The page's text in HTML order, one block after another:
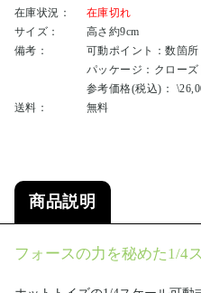
在庫状況：
在庫切れ
サイズ：
高さ約9cm
備考：
可動ポイント：数箇所
パッケージ：クロー
参考価格(税込)：
送料：
無料
商品説明
フォースの力を秘めた1/4